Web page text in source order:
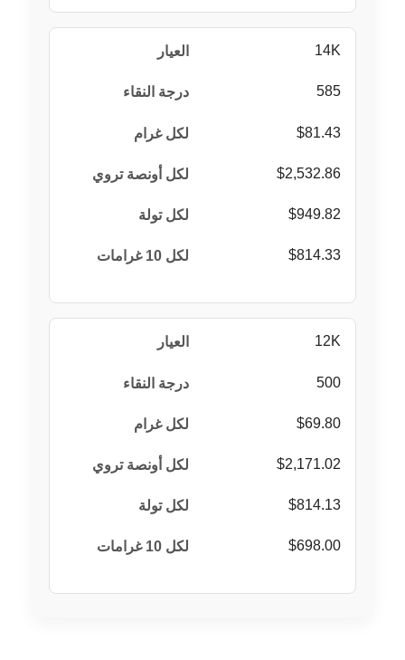
14K
585
$81.43
$2,532.86
$949.82
$814.33
12K
500
$69.80
$2,171.02
$814.13
$698.00